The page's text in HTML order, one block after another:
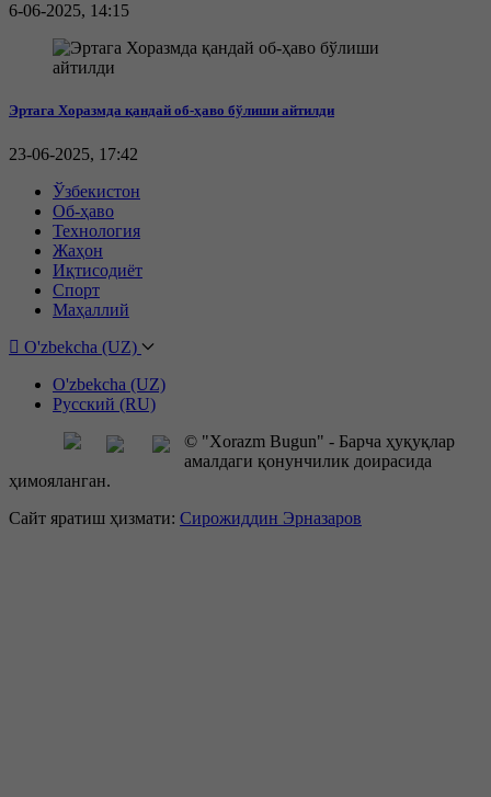
6-06-2025, 14:15
Эртага Хоразмда қандай об-ҳаво бўлиши айтилди
23-06-2025, 17:42
Ўзбекистон
Об-ҳаво
Технология
Жаҳон
Иқтисодиёт
Спорт
Маҳаллий
O'zbekcha (UZ)
O'zbekcha (UZ)
Русский (RU)
© "Xorazm Bugun" - Барча ҳуқуқлар
амалдаги қонунчилик доирасида
ҳимояланган.
Сайт яратиш ҳизмати: Сирожиддин Эрназаров